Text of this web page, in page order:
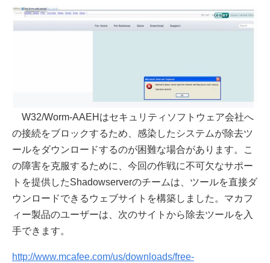
W32/Worm-AAEHはセキュリティソフトウェア会社へ
の接続をブロックするため、感染したシステムが除去ツ
ールをダウンロードするのが困難な場合があります。こ
の障害を克服するために、今回の作戦に不可欠なサポー
トを提供したShadowserverのチームは、ツールを直接ダ
ウンロードできるウェブサイトを構築しました。マカフ
ィー製品のユーザーは、次のサイトから除去ツールを入
手できます。
http://www.mcafee.com/us/downloads/free-